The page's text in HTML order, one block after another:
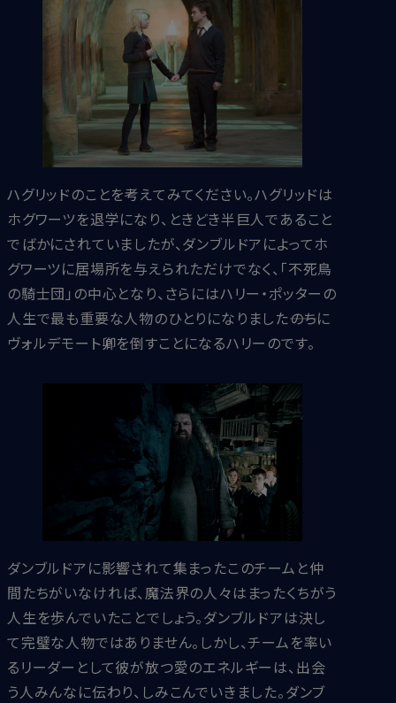
ハグリッドのことを考えてみてください。ハグリッドは
ホグワーツを退学になり、ときどき半巨人であること
でばかにされていましたが、ダンブルドアによってホ
グワーツに居場所を与えられただけでなく、「不死鳥
の騎士団」の中心となり、さらにはハリー・ポッターの
人生で最も重要な人物のひとりになりました――のちに
ヴォルデモート卿を倒すことになるハリーのです。
ダンブルドアに影響されて集まったこのチームと仲
間たちがいなければ、魔法界の人々はまったくちがう
人生を歩んでいたことでしょう。ダンブルドアは決し
て完璧な人物ではありません。しかし、チームを率い
るリーダーとして彼が放つ愛のエネルギーは、出会
う人みんなに伝わり、しみこんでいきました。ダンブ